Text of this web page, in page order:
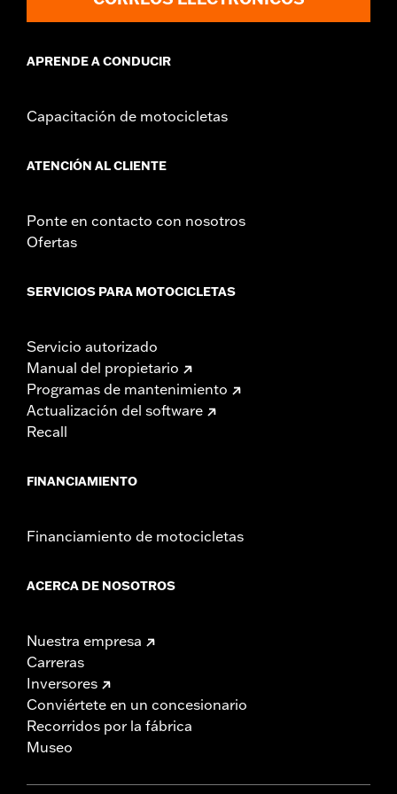
APRENDE A CONDUCIR
Capacitación de motocicletas
ATENCIÓN AL CLIENTE
Ponte en contacto con nosotros
Ofertas
SERVICIOS PARA MOTOCICLETAS
Servicio autorizado
Manual del propietario
Programas de mantenimiento
Actualización del software
Recall
FINANCIAMIENTO
Financiamiento de motocicletas
ACERCA DE NOSOTROS
Nuestra empresa
Carreras
Inversores
Conviértete en un concesionario
Recorridos por la fábrica
Museo